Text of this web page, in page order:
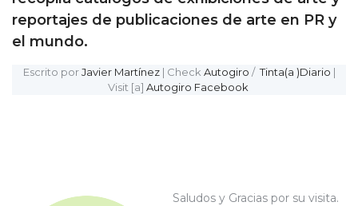
reportajes de publicaciones de arte en PR y
el mundo.
Escrito porJavier Martínez| Check Autogiro /Tinta(a )Diario |
Visit [a] Autogiro Facebook
Saludos y Gracias por su visita.